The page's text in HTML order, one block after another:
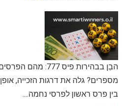
מספרים? גלה את דרגות הזכייה,
בין פרס ראשון לפרסי נחמה....